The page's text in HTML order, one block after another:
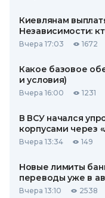
Киевлянам
Независимости:
Вчера 17:03 1672
Какое базовое
и условия)
Вчера 16:00 1231
В ВСУ начался
корпусами через
Вчера 13:34 149
Новые лимиты
переводы уже в
Вчера 13:10 2538